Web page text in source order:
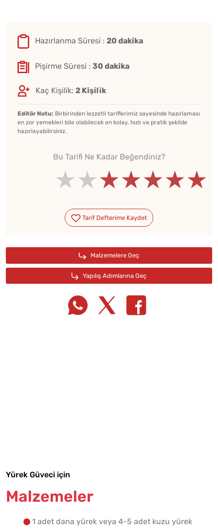
Hazırlanma Süresi : 20 dakika
Pişirme Süresi : 30 dakika
Kaç Kişilik: 2 Kişilik
Editör Notu: Birbirinden lezzetli tariflerimiz sayesinde hazırlaması
en zor yemekleri bile olabilecek en kolay, hızlı ve pratik şekilde
hazırlayabilirsiniz.
Bu Tarifi Ne Kadar Beğendiniz?
★★★★★
★★★★★
★★★★★
Yürek Güveci için
Malzemeler
1 adet dana yürek veya 4-5 adet kuzu yürek